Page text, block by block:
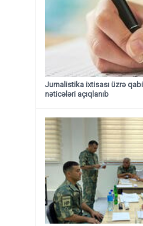
Jurnalistika ixtisası üzrə
nəticələri açıqlanıb